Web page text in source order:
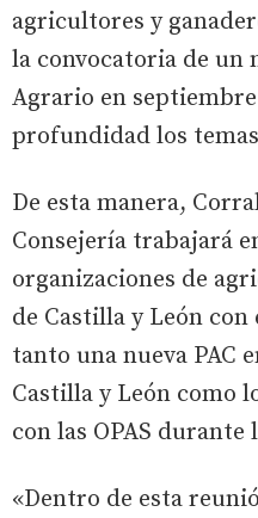
agricultores y
la convocatoria de un
Agrario en
profundidad los
De esta manera,
Consejería trabajará
organizaciones de
de Castilla y León
tanto una nueva PAC
Castilla y León como
con las OPAS durante
«Dentro de esta